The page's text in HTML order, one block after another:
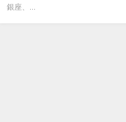
銀座、...